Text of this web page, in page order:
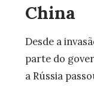
China
Desde a
parte do
a Rússia